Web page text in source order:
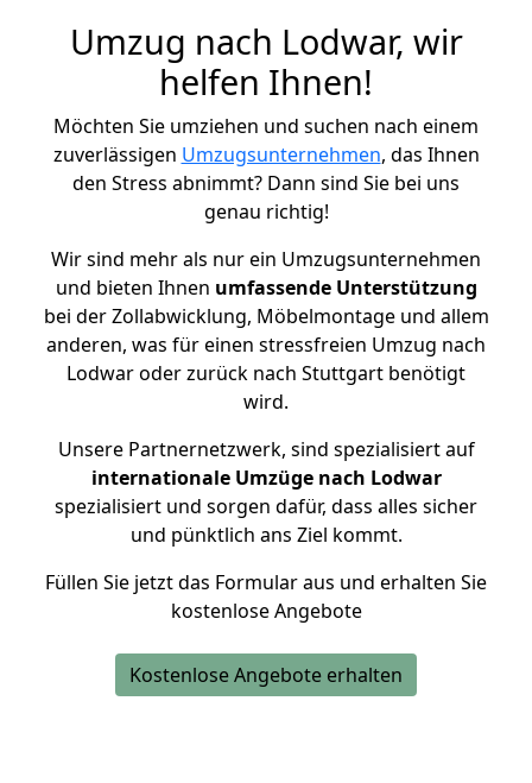
Umzug nach Lodwar, wir
helfen Ihnen!
Möchten Sie umziehen und suchen nach einem
zuverlässigen Umzugsunternehmen, das Ihnen
den Stress abnimmt? Dann sind Sie bei uns
genau richtig!
Wir sind mehr als nur ein Umzugsunternehmen
und bieten Ihnen umfassende Unterstützung
bei der Zollabwicklung, Möbelmontage und allem
anderen, was für einen stressfreien Umzug nach
Lodwar oder zurück nach Stuttgart benötigt
wird.
Unsere Partnernetzwerk, sind spezialisiert auf
internationale Umzüge nach Lodwar
spezialisiert und sorgen dafür, dass alles sicher
und pünktlich ans Ziel kommt.
Füllen Sie jetzt das Formular aus und erhalten Sie
kostenlose Angebote
Kostenlose Angebote erhalten